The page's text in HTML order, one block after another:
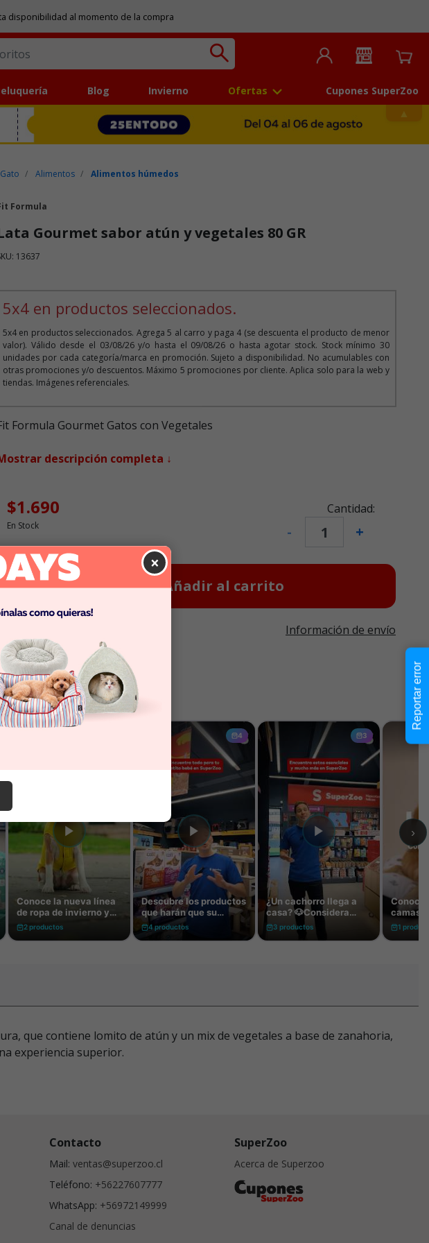
disponibilidad al momento de la compra
Blog Invierno Ofertas Cupones SuperZoo
Gato Alimentos Alimentos húmedos
Formula
Gourmet sabor atún y vegetales 80 GR
13637
5x4 en productos seleccionados.
5x4 en productos seleccionados. Agrega 5 al carro y paga 4 (se descuenta el producto de menor
valor). Válido desde el 03/08/26 y/o hasta el 09/08/26 o hasta agotar stock. Stock mínimo 30
unidades por cada categoría/marca en promoción. Sujeto a disponibilidad. No acumulables con
otras promociones y/o descuentos. Máximo 5 promociones por cliente. Aplica solo para la web y
tiendas. Imágenes referenciales.
Formula Gourmet Gatos con Vegetales
descripción completa ↓
Cantidad:
- +
$1.690
En Stock
Añadir al carrito
Información de envío
que contiene lomito de atún y un mix de vegetales a base de zanahoria,
experiencia superior.
×
Contacto
Mail: ventas@superzoo.cl
Teléfono: +56227607777
WhatsApp: +56972149999
Canal de denuncias
SuperZoo
Acerca de Superzoo
Reportar error